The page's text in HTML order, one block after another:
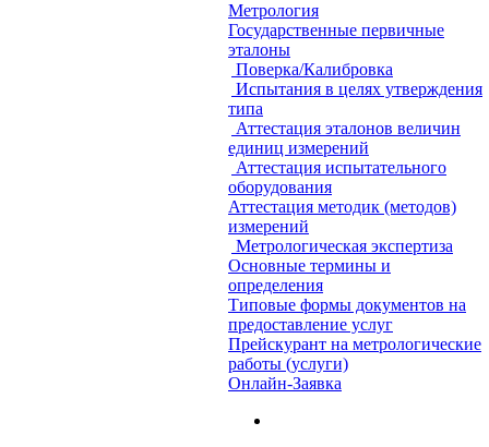
Метрология
Государственные первичные
эталоны
Поверка/Калибровка
Испытания в целях утверждения
типа
Аттестация эталонов величин
единиц измерений
Аттестация испытательного
оборудования
Аттестация методик (методов)
измерений
Метрологическая экспертиза
Основные термины и
определения
Типовые формы документов на
предоставление услуг
Прейскурант на метрологические
работы (услуги)
Онлайн-Заявка